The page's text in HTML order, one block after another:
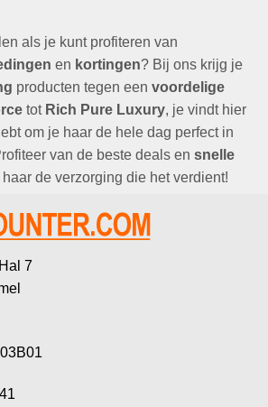
als je kunt profiteren van
en kortingen? Bij ons krijg je
producten tegen een voordelige
tot Rich Pure Luxury, je vindt hier
om je haar de hele dag perfect in
van de beste deals en snelle
de verzorging die het verdient!
7